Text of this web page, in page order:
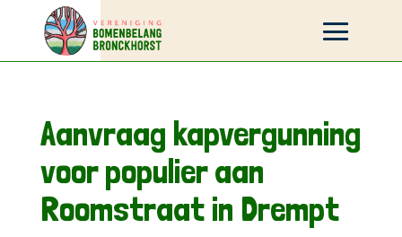
Aanvraag kapvergunning
voor populier aan
Roomstraat in Drempt